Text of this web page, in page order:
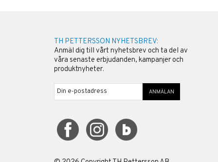
TH PETTERSSON NYHETSBREV:
Anmäl dig till vårt nyhetsbrev och ta del av
våra senaste erbjudanden, kampanjer och
produktnyheter.
ANMÄLAN